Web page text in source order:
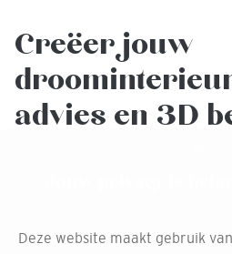
Creëer jouw
advies en 3D
professioneel interieuradvies.
Deze website maakt gebruik